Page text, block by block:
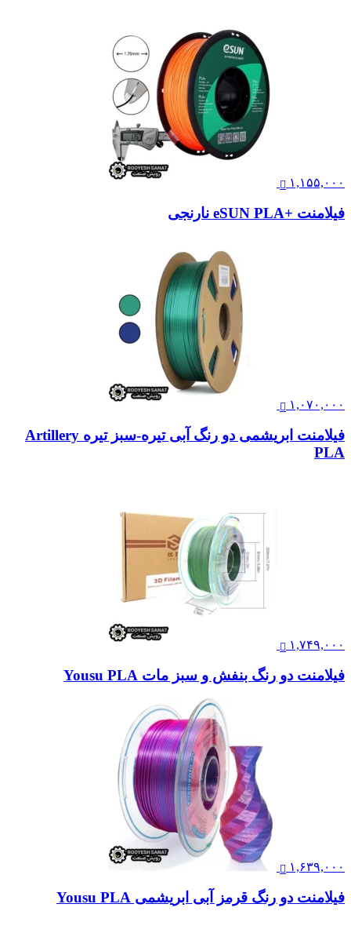
۱,۱۵۵,۰۰۰
فیلامنت +eSUN PLA نارنجی
۱,۰۷۰,۰۰۰
فیلامنت ابریشمی دو رنگ آبی تیره-سبز تیره Artillery
PLA
۱,۷۴۹,۰۰۰
فیلامنت دو رنگ بنفش و سبز مات Yousu PLA
۱,۶۳۹,۰۰۰
فیلامنت دو رنگ قرمز آبی ابریشمی Yousu PLA